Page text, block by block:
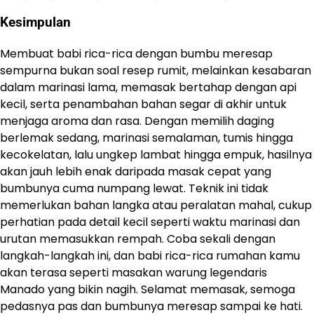
Kesimpulan
Membuat babi rica-rica dengan bumbu meresap
sempurna bukan soal resep rumit, melainkan kesabaran
dalam marinasi lama, memasak bertahap dengan api
kecil, serta penambahan bahan segar di akhir untuk
menjaga aroma dan rasa. Dengan memilih daging
berlemak sedang, marinasi semalaman, tumis hingga
kecokelatan, lalu ungkep lambat hingga empuk, hasilnya
akan jauh lebih enak daripada masak cepat yang
bumbunya cuma numpang lewat. Teknik ini tidak
memerlukan bahan langka atau peralatan mahal, cukup
perhatian pada detail kecil seperti waktu marinasi dan
urutan memasukkan rempah. Coba sekali dengan
langkah-langkah ini, dan babi rica-rica rumahan kamu
akan terasa seperti masakan warung legendaris
Manado yang bikin nagih. Selamat memasak, semoga
pedasnya pas dan bumbunya meresap sampai ke hati.